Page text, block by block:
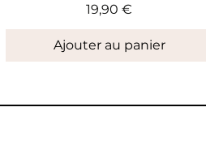
Prix
19,90 €
Ajouter au panier